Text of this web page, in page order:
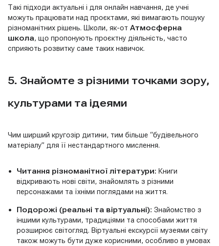
Такі підходи актуальні і для онлайн навчання, де учні
можуть працювати над проєктами, які вимагають пошуку
різноманітних рішень. Школи, як-от Атмосферна
школа, що пропонують проєктну діяльність, часто
сприяють розвитку саме таких навичок.
5. Знайомте з різними точками зору,
культурами та ідеями
Чим ширший кругозір дитини, тим більше “будівельного
матеріалу” для її нестандартного мислення.
Читання різноманітної літератури: Книги
відкривають нові світи, знайомлять з різними
персонажами та їхніми поглядами на життя.
Подорожі (реальні та віртуальні): Знайомство з
іншими культурами, традиціями та способами життя
розширює світогляд. Віртуальні екскурсії музеями світу
також можуть бути дуже корисними, особливо в умовах